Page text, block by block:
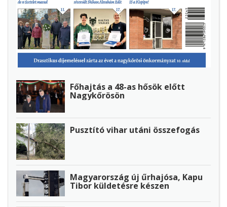
Főhajtás a 48-as hősök előtt
Nagykőrösön
Pusztító vihar utáni összefogás
Magyarország új űrhajósa, Kapu
Tibor küldetésre készen